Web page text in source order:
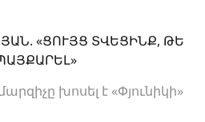
«ՑՈՒՅՑ ՏՎԵՑԻՆՔ, ԹԵ
խոսել է «Փյունիկի»